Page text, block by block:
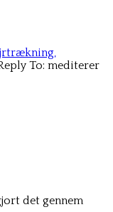
To: mediterer
det gennem